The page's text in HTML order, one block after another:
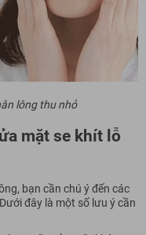
lông thu nhỏ
mặt se khít lỗ
bạn cần chú ý đến các
đây là một số lưu ý cần